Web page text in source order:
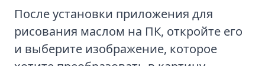
После установки приложения для
рисования маслом на ПК, откройте его
и выберите изображение, которое